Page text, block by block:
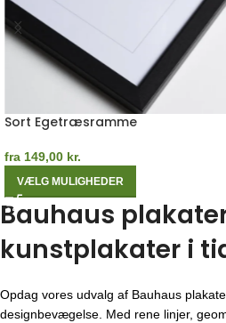
Sort Egetræsramme
fra 149,00 kr.
VÆLG MULIGHEDER
Bauhaus
kunstplakater i
Opdag vores udvalg af Bauhaus
designbevægelse. Med rene linjer,